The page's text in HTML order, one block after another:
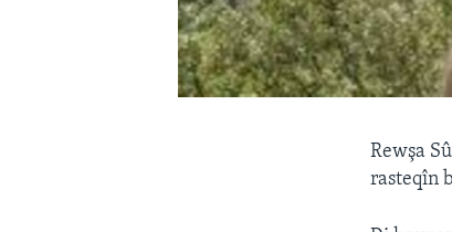
Rewşa
rasteqîn